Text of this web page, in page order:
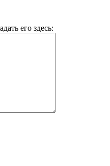
его здесь: